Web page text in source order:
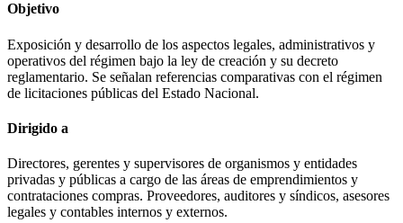
Objetivo
Exposición y desarrollo de los aspectos legales, administrativos y
operativos del régimen bajo la ley de creación y su decreto
reglamentario. Se señalan referencias comparativas con el régimen
de licitaciones públicas del Estado Nacional.
Dirigido a
Directores, gerentes y supervisores de organismos y entidades
privadas y públicas a cargo de las áreas de emprendimientos y
contrataciones compras. Proveedores, auditores y síndicos, asesores
legales y contables internos y externos.